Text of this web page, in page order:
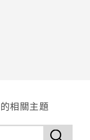
相關主題